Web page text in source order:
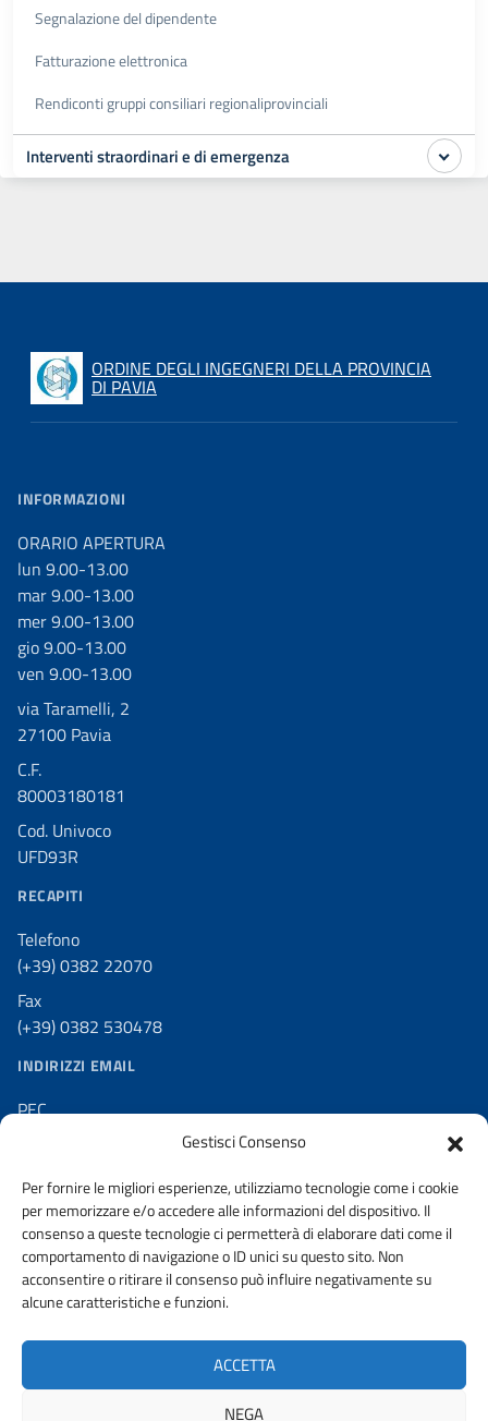
Gestisci Consenso
Per fornire le migliori esperienze, utilizziamo tecnologie come i cookie
per memorizzare e/o accedere alle informazioni del dispositivo. Il
consenso a queste tecnologie ci permetterà di elaborare dati come il
comportamento di navigazione o ID unici su questo sito. Non
acconsentire o ritirare il consenso può influire negativamente su
alcune caratteristiche e funzioni.
ACCETTA
NEGA
Segnalazione del dipendente
Fatturazione elettronica
Rendiconti gruppi consiliari regionaliprovinciali
Interventi straordinari e di emergenza
ORDINE DEGLI INGEGNERI DELLA PROVINCIA
DI PAVIA
INFORMAZIONI
ORARIO APERTURA
lun 9.00-13.00
mar 9.00-13.00
mer 9.00-13.00
gio 9.00-13.00
ven 9.00-13.00
via Taramelli, 2
27100 Pavia
C.F.
80003180181
Cod. Univoco
UFD93R
RECAPITI
Telefono
(+39) 0382 22070
Fax
(+39) 0382 530478
INDIRIZZI EMAIL
PEC
ordine.pavia@ingpec.eu
contatti@ording.pv.it
AMMINISTRAZIONE TRASPARENTE PRIVACY POLICY